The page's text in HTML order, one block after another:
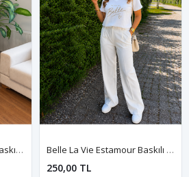
Monaco French Rıvıere Baskılı Kadın Tişört-Siyah Belle La Vie Estamour Baskılı Kadın Tişört-Beyaz
250,00 TL